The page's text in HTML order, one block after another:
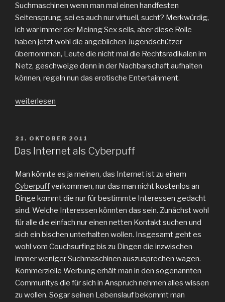
Suchmaschinen wenn man mal einen handfesten
Seitensprung, sei es auch nur virtuell, sucht? Merkwürdig,
ich war immer der Meinng Sex sells, aber diese Rolle
haben jetzt wohl die angeblichen Jugendschützer
übernommen, Leute die nicht mal die Rechtsradikalen im
Netz, geschweige denn in der Nachbarschaft aufhalten
können, regeln nun das erotische Entertainment.
„Nur
Tipps
fuer
beste
Nebensache“
weiterlesen
VERÖFFENTLICHT
AM
21. OKTOBER 2011
Das Internet als Cyberpuff
Man könnte es ja meinen, das Internet ist zu einem
Cyberpuffverkommen, nur das man nicht kostenlos an
Dinge kommt die nur für bestimmte Interessen gedacht
sind. Welche Interessen könnten das sein. Zunächst wohl
für alle die einfach nur einen netten Kontakt suchen und
sich ein bischen unterhalten wollen. Insgesamt geht es
wohl vom Couchsurfing bis zu Dingen die inzwischen
immer weniger Suchmaschinen auszusprechen wagen.
Kommerzielle Werbung erhält man in den sogenannten
Communitys die für sich in Anspruch nehmen alles wissen
zu wollen. Sogar seinen Lebenslauf bekommt man